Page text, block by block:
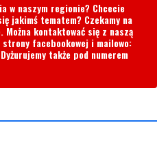
w naszym regionie? Chcecie
jakimś tematem? Czekamy na
Można kontaktować się z naszą
facebookowej i mailowo:
Dyżurujemy także pod numerem